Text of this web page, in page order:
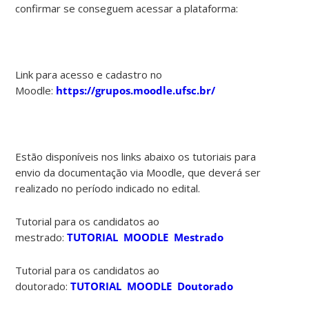
confirmar se conseguem acessar a plataforma:
Link para acesso e cadastro no
Moodle: https://grupos.moodle.ufsc.br/
Estão disponíveis nos links abaixo os tutoriais para
envio da documentação via Moodle, que deverá ser
realizado no período indicado no edital.
Tutorial para os candidatos ao
mestrado:TUTORIAL MOODLE Mestrado
Tutorial para os candidatos ao
doutorado:TUTORIAL MOODLE Doutorado